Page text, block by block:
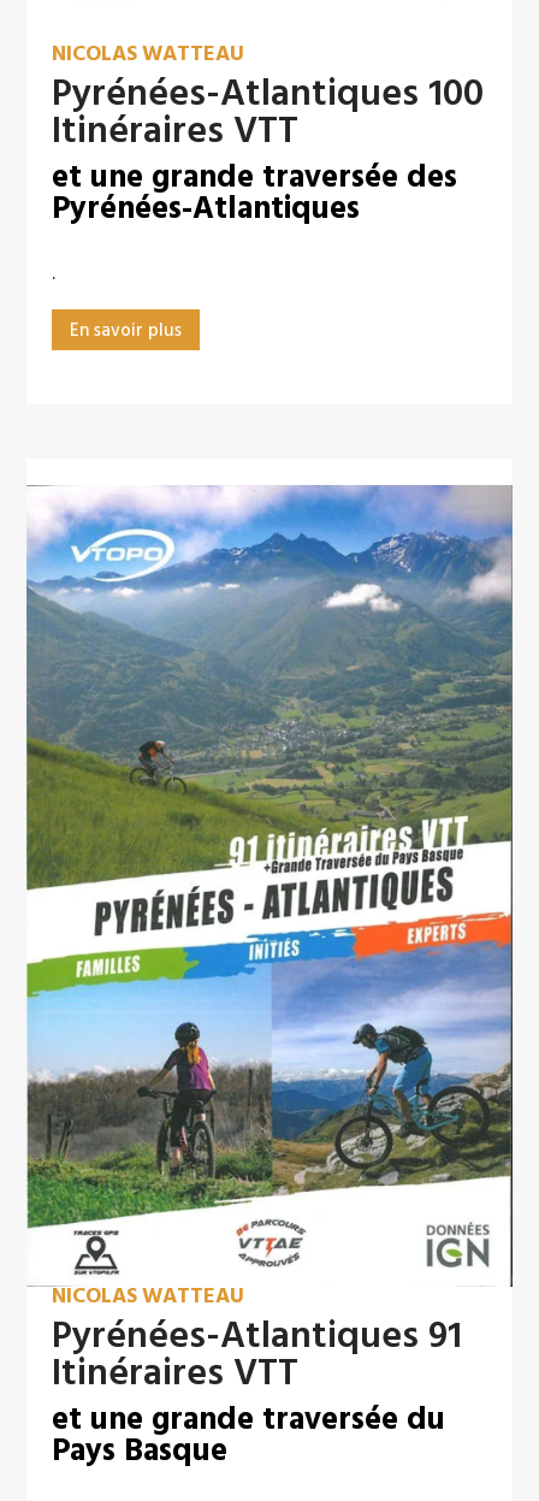
NICOLAS WATTEAU
Pyrénées-Atlantiques 100
Itinéraires VTT
et une grande traversée des
Pyrénées-Atlantiques
.
En savoir plus
NICOLAS WATTEAU
Pyrénées-Atlantiques 91
Itinéraires VTT
et une grande traversée du
Pays Basque